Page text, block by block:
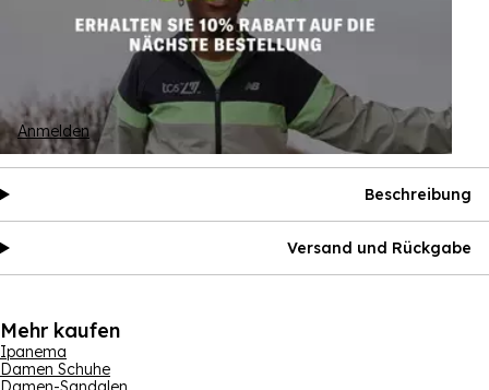
Anmelden
Beschreibung
Versand und Rückgabe
Mehr kaufen
Ipanema
Damen Schuhe